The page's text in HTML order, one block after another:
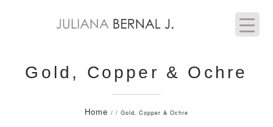
Gold, Copper & Ochre
Home / / Gold, Copper & Ochre